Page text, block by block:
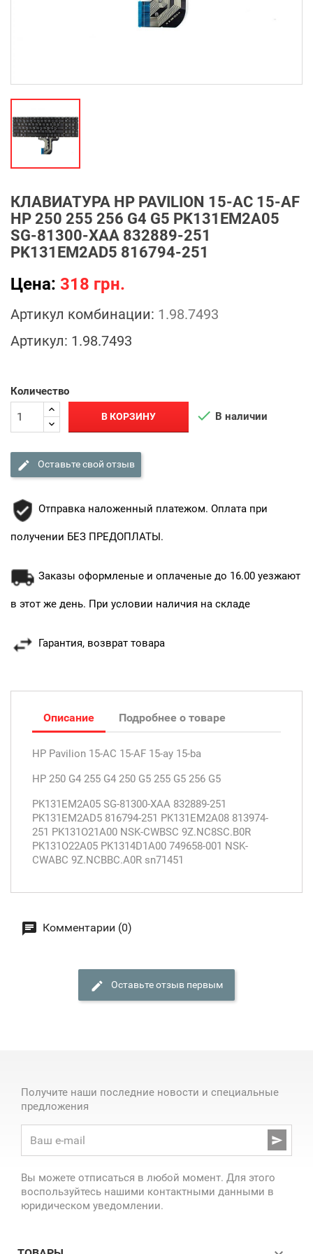
КЛАВИАТУРА HP PAVILION 15-AC 15-AF
HP 250 255 256 G4 G5 PK131EM2A05
SG-81300-XAA 832889-251
PK131EM2AD5 816794-251
Цена: 318 грн.
Артикул комбинации: 1.98.7493
Артикул: 1.98.7493
Количество
В КОРЗИНУ  В наличии
Оставьте свой отзыв
Отправка наложенный платежом. Оплата при
получении БЕЗ ПРЕДОПЛАТЫ.
Заказы оформленые и оплаченые до 16.00 уезжают
в этот же день. При условии наличия на складе
Гарантия, возврат товара
Описание Подробнее о товаре
HP Pavilion 15-AC 15-AF 15-ay 15-ba
HP 250 G4 255 G4 250 G5 255 G5 256 G5
PK131EM2A05 SG-81300-XAA 832889-251
PK131EM2AD5 816794-251 PK131EM2A08 813974-
251 PK131O21A00 NSK-CWBSC 9Z.NC8SC.B0R
PK131O22A05 PK1314D1A00 749658-001 NSK-
CWABC 9Z.NCBBC.A0R sn71451
Комментарии (0)
Оставьте отзыв первым
Получите наши последние новости и специальные
предложения

Вы можете отписаться в любой момент. Для этого
воспользуйтесь нашими контактными данными в
юридическом уведомлении.